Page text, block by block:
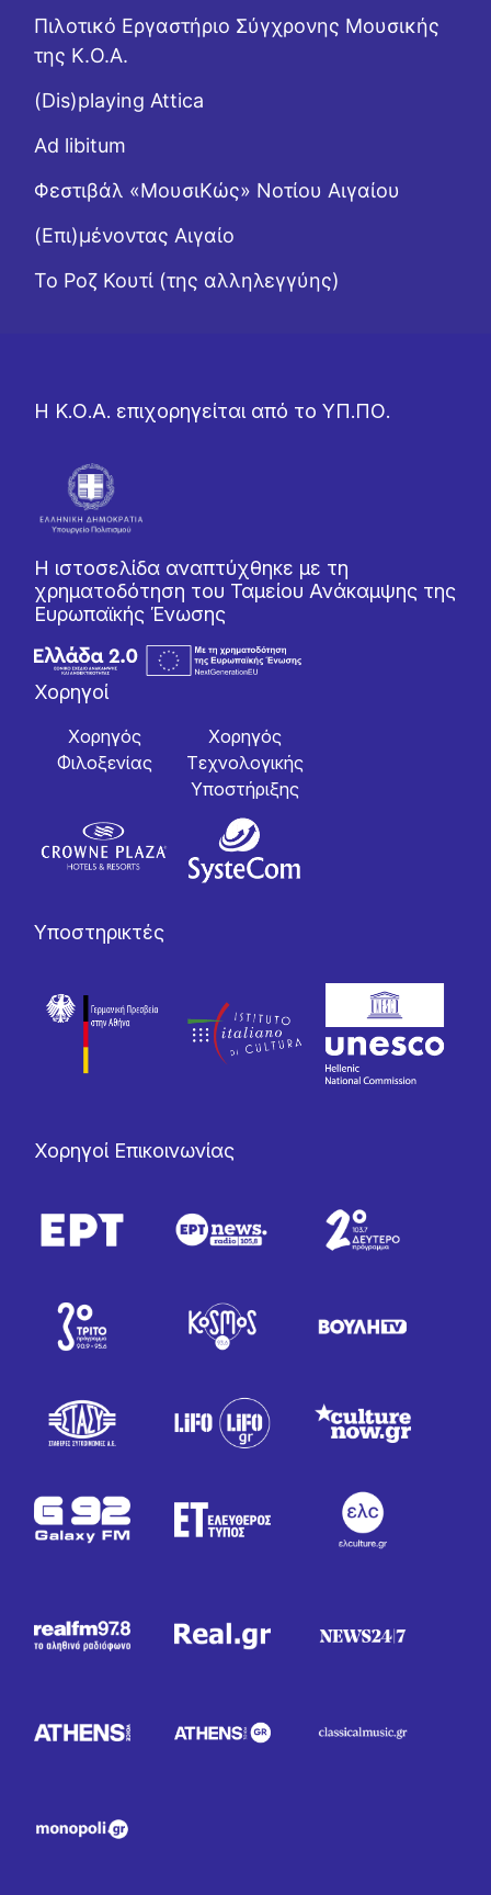
Πιλοτικό Εργαστήριο Σύγχρονης Μουσικής
της Κ.Ο.Α.
(Dis)playing Attica
Ad libitum
Φεστιβάλ «ΜουσιΚώς» Νοτίου Αιγαίου
(Επι)μένοντας Αιγαίο
Το Ροζ Κουτί (της αλληλεγγύης)
Η Κ.Ο.Α. επιχορηγείται από το ΥΠ.ΠΟ.
Η ιστοσελίδα αναπτύχθηκε με τη
χρηματοδότηση του Ταμείου Ανάκαμψης της
Ευρωπαϊκής Ένωσης
Χορηγοί
Χορηγός
Φιλοξενίας
Χορηγός
Tεχνολογικής
Yποστήριξης
Υποστηρικτές
Χορηγοί Επικοινωνίας